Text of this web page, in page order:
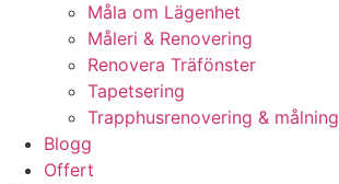
Måla om Lägenhet
Måleri & Renovering
Renovera Träfönster
Tapetsering
Trapphusrenovering & målning
Blogg
Offert